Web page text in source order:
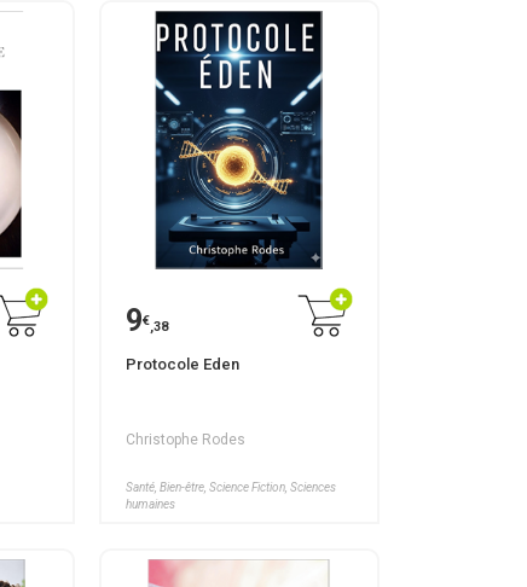
9€,38
Protocole Eden
Christophe Rodes
Santé, Bien-être, Science Fiction, Sciences
humaines